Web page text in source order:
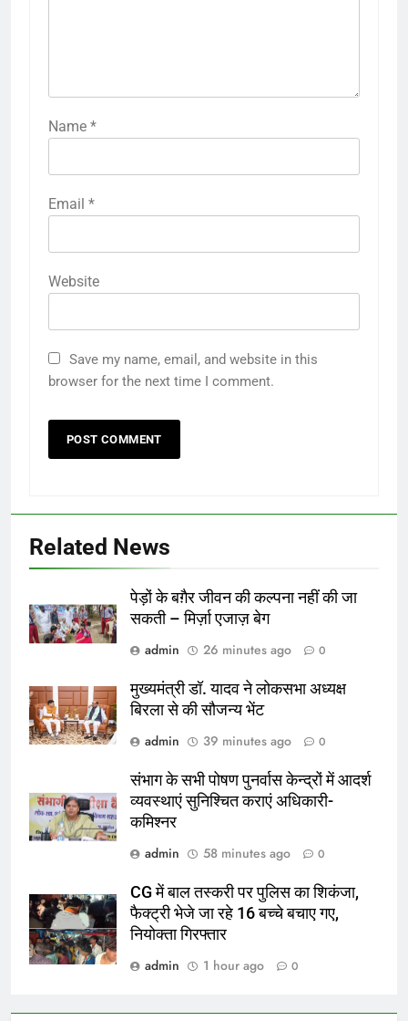
Name *
Email *
Website
Save my name, email, and website in this
browser for the next time I comment.
Related News
पेड़ों के बग़ैर जीवन की कल्पना नहीं की जा
सकती – मिर्ज़ा एजाज़ बेग
admin
26 minutes ago 0
मुख्यमंत्री डॉ. यादव ने लोकसभा अध्यक्ष
बिरला से की सौजन्य भेंट
admin
39 minutes ago 0
संभाग के सभी पोषण पुनर्वास केन्द्रों में आदर्श
व्यवस्थाएं सुनिश्चित कराएं अधिकारी-
कमिश्नर
admin
58 minutes ago 0
CG में बाल तस्करी पर पुलिस का शिकंजा,
फैक्ट्री भेजे जा रहे 16 बच्चे बचाए गए,
नियोक्ता गिरफ्तार
admin
1 hour ago 0